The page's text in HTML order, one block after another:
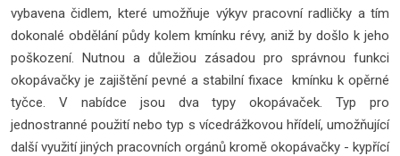
vybavena čidlem, které umožňuje výkyv pracovní radličky a tím
dokonalé obdělání půdy kolem kmínku révy, aniž by došlo k jeho
poškození. Nutnou a důležiou zásadou pro správnou funkci
okopávačky je zajištění pevné a stabilní fixace kmínku k opěrné
tyčce. V nabídce jsou dva typy okopávaček. Typ pro
jednostranné použití nebo typ s vícedrážkovou hřídelí, umožňující
další využití jiných pracovních orgánů kromě okopávačky - kypřící